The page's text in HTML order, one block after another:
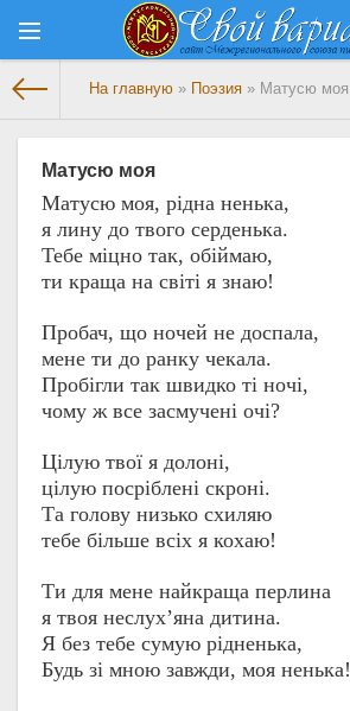
На главную » Поэзия » Матусю моя
Матусю моя
Матусю моя, рідна ненька,
я лину до твого серденька.
Тебе міцно так, обіймаю,
ти краща на світі я знаю!
Пробач, що ночей не доспала,
мене ти до ранку чекала.
Пробігли так швидко ті ночі,
чому ж все засмучені очі?
Цілую твої я долоні,
цілую посріблені скроні.
Та голову низько схиляю
тебе більше всіх я кохаю!
Ти для мене найкраща перлина
я твоя неслух’яна дитина.
Я без тебе сумую рідненька,
Будь зі мною завжди, моя ненька!